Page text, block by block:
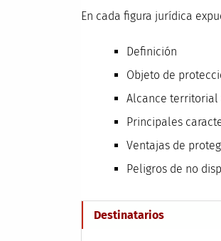
En cada figura jurídica
Definición
Objeto de
Alcance territorial
Principales
Ventajas de
Peligros de no
Destinatarios